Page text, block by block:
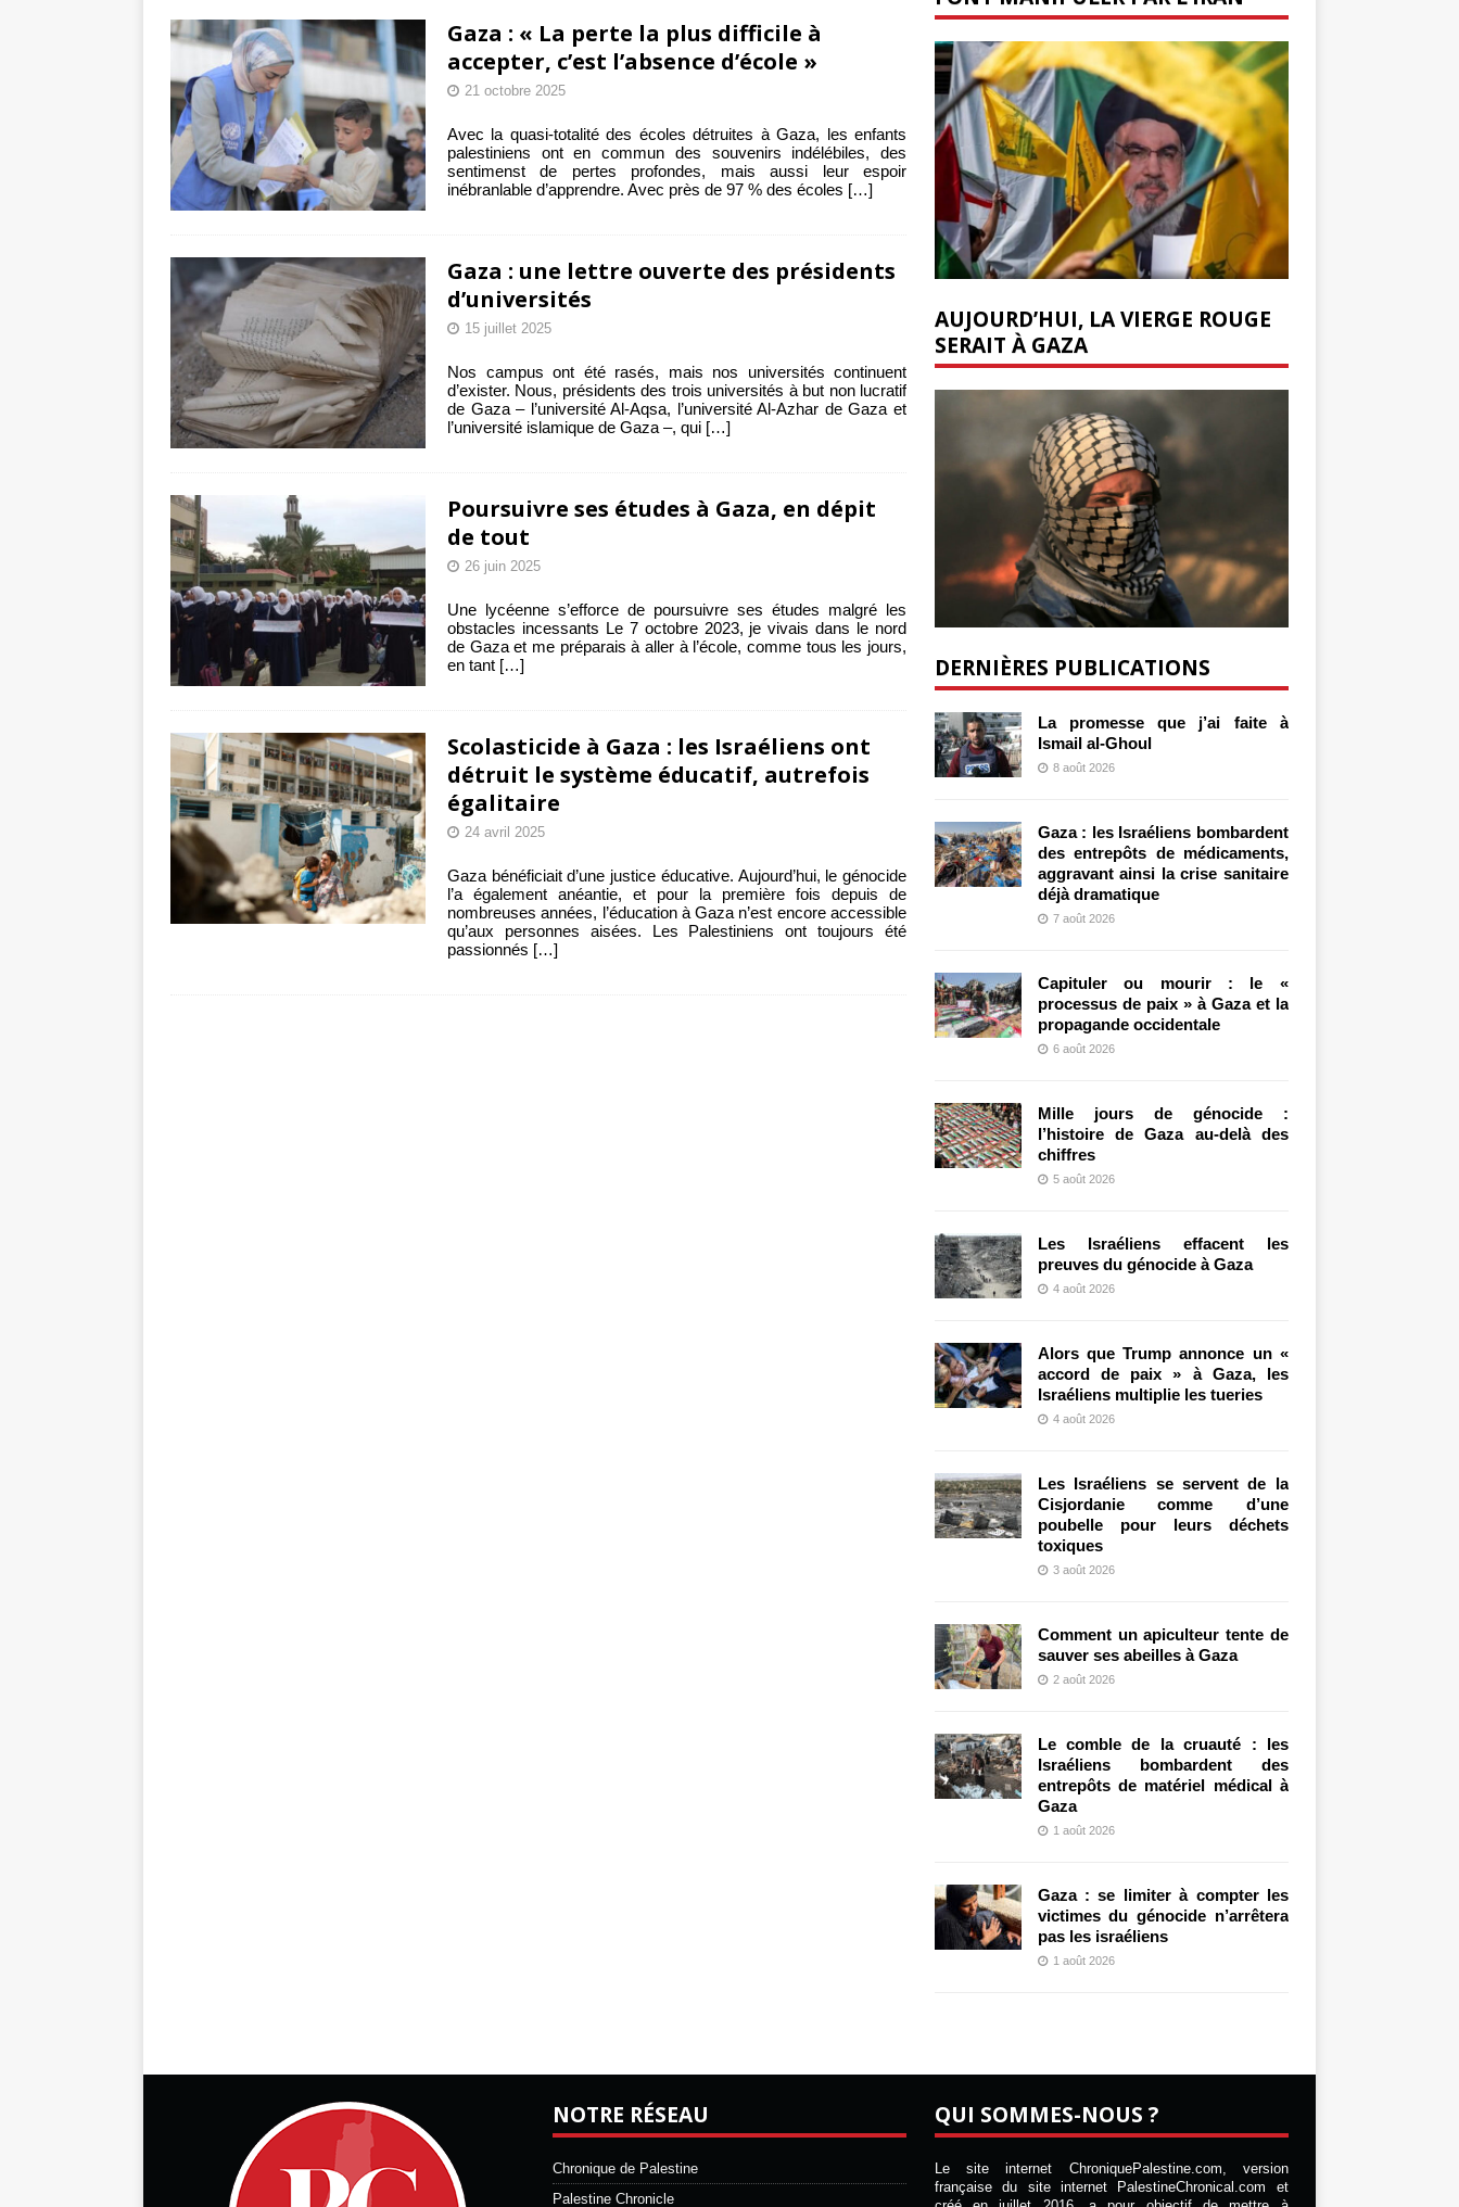
Gaza : « La perte la plus difficile à
accepter, c’est l’absence d’école »
21 octobre 2025
Avec la quasi-totalité des écoles détruites à Gaza, les enfants
palestiniens ont en commun des souvenirs indélébiles, des
sentimenst de pertes profondes, mais aussi leur espoir
inébranlable d’apprendre. Avec près de 97 % des écoles […]
Gaza : une lettre ouverte des présidents
d’universités
15 juillet 2025
Nos campus ont été rasés, mais nos universités continuent
d’exister. Nous, présidents des trois universités à but non lucratif
de Gaza – l’université Al-Aqsa, l’université Al-Azhar de Gaza et
l’université islamique de Gaza –, qui […]
Poursuivre ses études à Gaza, en dépit
de tout
26 juin 2025
Une lycéenne s’efforce de poursuivre ses études malgré les
obstacles incessants Le 7 octobre 2023, je vivais dans le nord
de Gaza et me préparais à aller à l’école, comme tous les jours,
en tant […]
Scolasticide à Gaza : les Israéliens ont
détruit le système éducatif, autrefois
égalitaire
24 avril 2025
Gaza bénéficiait d’une justice éducative. Aujourd’hui, le génocide
l’a également anéantie, et pour la première fois depuis de
nombreuses années, l’éducation à Gaza n’est encore accessible
qu’aux personnes aisées. Les Palestiniens ont toujours été
passionnés […]
AUJOURD’HUI, LA VIERGE ROUGE
SERAIT À GAZA
DERNIÈRES PUBLICATIONS
La promesse que j’ai faite à
Ismail al-Ghoul
8 août 2026
Gaza : les Israéliens bombardent
des entrepôts de médicaments,
aggravant ainsi la crise sanitaire
déjà dramatique
7 août 2026
Capituler ou mourir : le «
processus de paix » à Gaza et la
propagande occidentale
6 août 2026
Mille jours de génocide :
l’histoire de Gaza au-delà des
chiffres
5 août 2026
Les Israéliens effacent les
preuves du génocide à Gaza
4 août 2026
Alors que Trump annonce un «
accord de paix » à Gaza, les
Israéliens multiplie les tueries
4 août 2026
Les Israéliens se servent de la
Cisjordanie comme d’une
poubelle pour leurs déchets
toxiques
3 août 2026
Comment un apiculteur tente de
sauver ses abeilles à Gaza
2 août 2026
Le comble de la cruauté : les
Israéliens bombardent des
entrepôts de matériel médical à
Gaza
1 août 2026
Gaza : se limiter à compter les
victimes du génocide n’arrêtera
pas les israéliens
1 août 2026
NOTRE RÉSEAU
Chronique de Palestine
Palestine Chronicle
QUI SOMMES-NOUS ?
Le site internet ChroniquePalestine.com, version
française du site internet PalestineChronical.com et